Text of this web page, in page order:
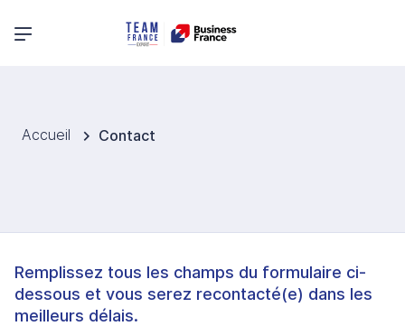
Menu principal
Accueil Contact
Remplissez tous les champs du formulaire ci-
dessous et vous serez recontacté(e) dans les
meilleurs délais.